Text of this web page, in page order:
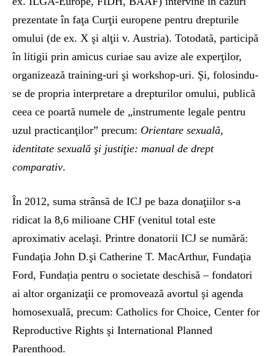
prezentate în faţa Curţii europene pentru drepturile
omului (de ex. X şi alţii v. Austria). Totodată, participă
în litigii prin amicus curiae sau avize ale experţilor,
organizează training-uri şi workshop-uri. Şi, folosindu-
se de propria interpretare a drepturilor omului, publică
ceea ce poartă numele de „instrumente legale pentru
uzul practicanţilor” precum: Orientare sexuală,
identitate sexuală şi justiţie: manual de drept
comparativ.
În 2012, suma strânsă de ICJ pe baza donaţiilor s-a
ridicat la 8,6 milioane CHF (venitul total este
aproximativ acelaşi. Printre donatorii ICJ se numără:
Fundaţia John D.şi Catherine T. MacArthur, Fundaţia
Ford, Fundația pentru o societate deschisă – fondatori
ai altor organizaţii ce promovează avortul şi agenda
homosexuală, precum: Catholics for Choice, Center for
Reproductive Rights şi International Planned
Parenthood.